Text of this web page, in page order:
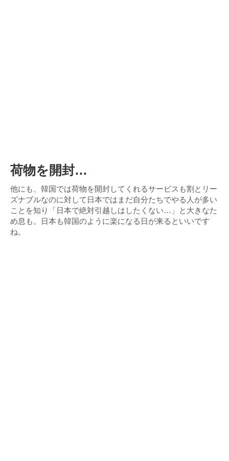
荷物を開封…
他にも、韓国では荷物を開封してくれるサービスも割とリー
ズナブルなのに対して日本ではまだ自分たちでやる人が多い
ことを知り「日本で絶対引越しはしたくない…」と大きなた
め息も。日本も韓国のように楽になる日が来るといいです
ね。